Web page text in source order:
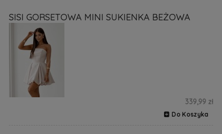
SISI GORSETOWA MINI SUKIENKA BEŻOWA
339,99 zł
Do Koszyka